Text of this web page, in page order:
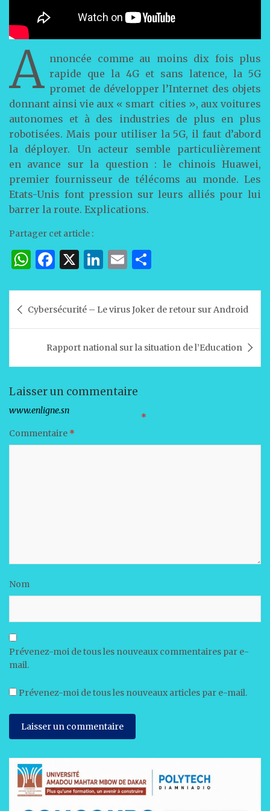
A nnoncée comme au moins dix fois plus
rapide que la 4G et sans latence, la 5G
promet de développer l’Internet des objets
donnant ainsi vie aux « smart cities », aux voitures
autonomes et à des industries de plus en plus
robotisées. Mais pour utiliser la 5G, il faut d’abord
la déployer. Un acteur semble particulièrement
en avance sur la question : le chinois Huawei,
premier fournisseur de télécoms au monde. Les
Etats-Unis font pression sur leurs alliés pour lui
barrer la route. Explications.
Partager cet article :
W
at
s
A
F
c
e
b
o
k
X
Li
k
e
dI
n
E
ai
l
ta
g
er
de Cybersécurité – Le virus Joker de retour sur Android
Rapport national sur la situation de l’Education
Laisser un commentaire
Votre adresse e-mail ne sera pas publiée.
Les champs obligatoires sont indiqués avec *
Commentaire *
Nom
Prévenez-moi de tous les nouveaux commentaires par e-
mail.
Prévenez-moi de tous les nouveaux articles par e-mail.